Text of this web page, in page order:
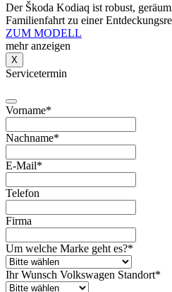
Der Škoda Kodiaq ist robust,
Familienfahrt zu einer
ZUM MODELL
mehr anzeigen
X
Servicetermin
Vorname*
Nachname*
E-Mail*
Telefon
Firma
Um welche Marke geht es?*
Ihr Wunsch Volkswagen Standort*